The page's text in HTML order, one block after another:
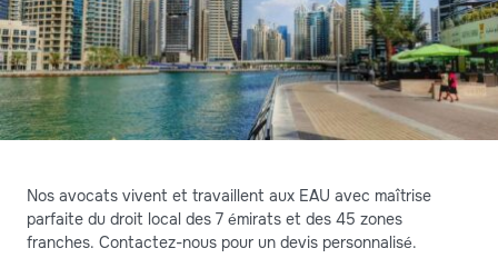
Nos avocats vivent et travaillent aux EAU avec maîtrise
parfaite du droit local des 7 émirats et des 45 zones
franches. Contactez-nous pour un devis personnalisé.